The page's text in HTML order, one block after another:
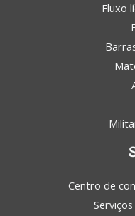
Fluxo
Centro de